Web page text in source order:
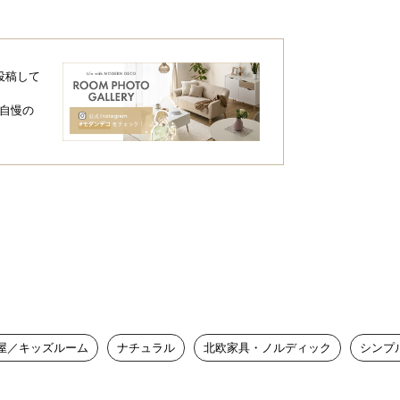
稿して
慢の
／キッズルーム ナチュラル 北欧家具・ノルディック シンプ